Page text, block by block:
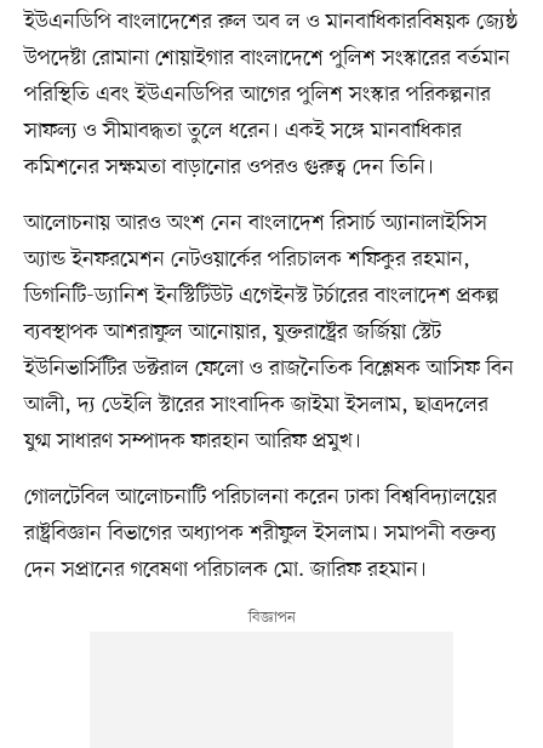
ইউএনডিপি বাংলাদেশের রুল অব ল ও মানবাধিকারবিষয়ক জ্যেষ্ঠ
উপদেষ্টা রোমানা শোয়াইগার বাংলাদেশে পুলিশ সংস্কারের বর্তমান
পরিস্থিতি এবং ইউএনডিপির আগের পুলিশ সংস্কার পরিকল্পনার
সাফল্য ও সীমাবদ্ধতা তুলে ধরেন। একই সঙ্গে মানবাধিকার
কমিশনের সক্ষমতা বাড়ানোর ওপরও গুরুত্ব দেন তিনি।
আলোচনায় আরও অংশ নেন বাংলাদেশ রিসার্চ অ্যানালাইসিস
অ্যান্ড ইনফরমেশন নেটওয়ার্কের পরিচালক শফিকুর রহমান,
ডিগনিটি-ড্যানিশ ইনস্টিটিউট এগেইনস্ট টর্চারের বাংলাদেশ প্রকল্প
ব্যবস্থাপক আশরাফুল আনোয়ার, যুক্তরাষ্ট্রের জর্জিয়া স্টেট
ইউনিভার্সিটির ডক্টরাল ফেলো ও রাজনৈতিক বিশ্লেষক আসিফ বিন
আলী, দ্য ডেইলি স্টারের সাংবাদিক জাইমা ইসলাম, ছাত্রদলের
যুগ্ম সাধারণ সম্পাদক ফারহান আরিফ প্রমুখ।
গোলটেবিল আলোচনাটি পরিচালনা করেন ঢাকা বিশ্ববিদ্যালয়ের
রাষ্ট্রবিজ্ঞান বিভাগের অধ্যাপক শরীফুল ইসলাম। সমাপনী বক্তব্য
দেন সপ্রানের গবেষণা পরিচালক মো. জারিফ রহমান।